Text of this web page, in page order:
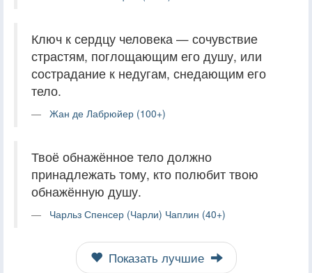
Ключ к сердцу человека — сочувствие
страстям, поглощающим его душу, или
сострадание к недугам, снедающим его
тело.
Жан де Лабрюйер (100+)
Твоё обнажённое тело должно
принадлежать тому, кто полюбит твою
обнажённую душу.
Чарльз Спенсер (Чарли) Чаплин (40+)
Показать лучшие